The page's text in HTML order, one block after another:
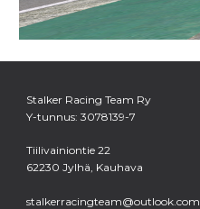
Stalker Racing Team Ry
Y-tunnus: 3078139-7
Tiilivainiontie 22
62230 Jylhä, Kauhava
stalkerracingteam@outlook.com